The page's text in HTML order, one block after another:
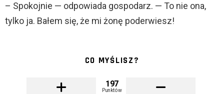
– Spokojnie — odpowiada gospodarz. — To nie ona,
tylko ja. Bałem się, że mi żonę poderwiesz!
CO MYŚLISZ?
197
Punktów